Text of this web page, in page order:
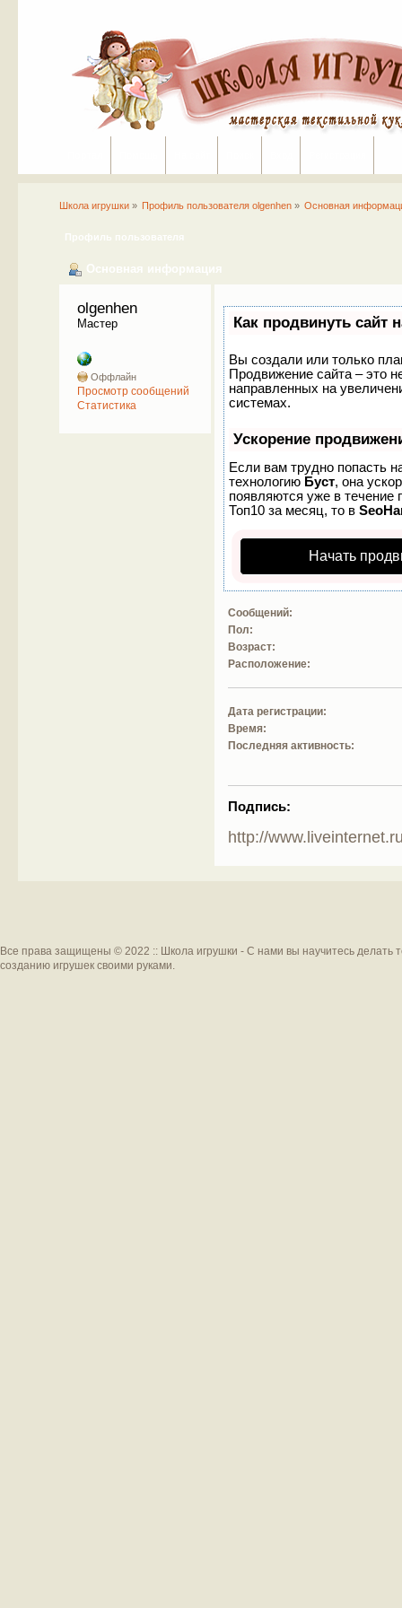
Школа игрушки» Профиль пользователя olgenhen » Основная
Профиль пользователя
Основная информация
olgenhen
Мастер
Оффлайн
Просмотр сообщений
Статистика
Как продвинуть сайт
Вы создали или только
Продвижение сайта – это
направленных на
системах.
Ускорение
Если вам трудно попасть
технологию Буст, она
появляются уже в течение
Топ10 за месяц, то в
Начать
Сообщений:
Пол:
Возраст:
Расположение:
Дата регистрации:
Время:
Последняя активность:
Подпись:
http://
Все права защищены © 2022 :: Школа игрушки - С нами вы научитесь делать
созданию игрушек своими руками.